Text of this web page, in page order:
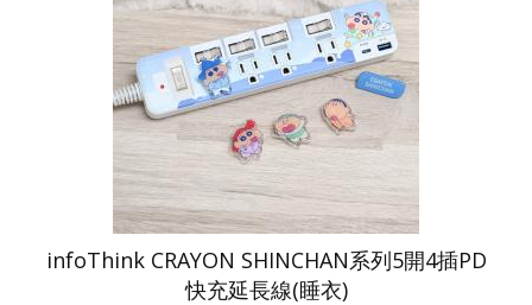
infoThink CRAYON SHINCHAN系列5開4插PD
快充延長線(睡衣)